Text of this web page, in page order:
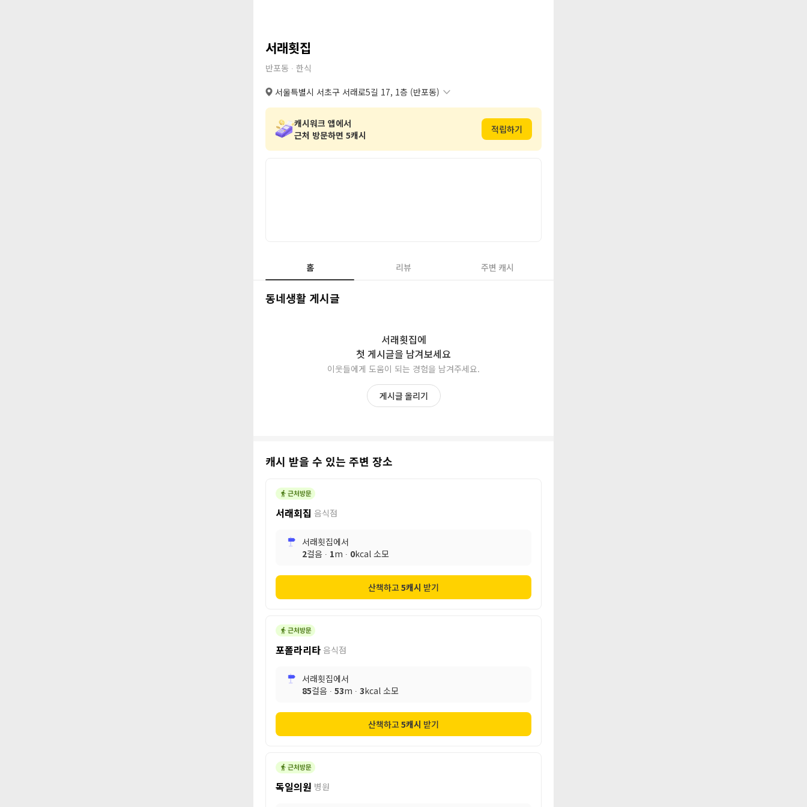
서래횟집
반포동 ∙ 한식
서울특별시 서초구 서래로5길 17, 1층 (반포동)
지번 서울특별시 서초구 반포동 104번지 2호 1층
캐시워크 앱에서
근처 방문하면 5캐시
적립하기
홈 리뷰 주변 캐시
동네생활 게시글
서래횟집에
첫 게시글을 남겨보세요
이웃들에게 도움이 되는 경험을 남겨주세요.
게시글 올리기
캐시 받을 수 있는 주변 장소
서래회집 음식점
서래횟집에서
2걸음 ∙ 1m ∙ 0kcal 소모
산책하고5캐시 받기
포폴라리타 음식점
서래횟집에서
85걸음 ∙ 53m ∙ 3kcal 소모
산책하고5캐시 받기
독일의원 병원